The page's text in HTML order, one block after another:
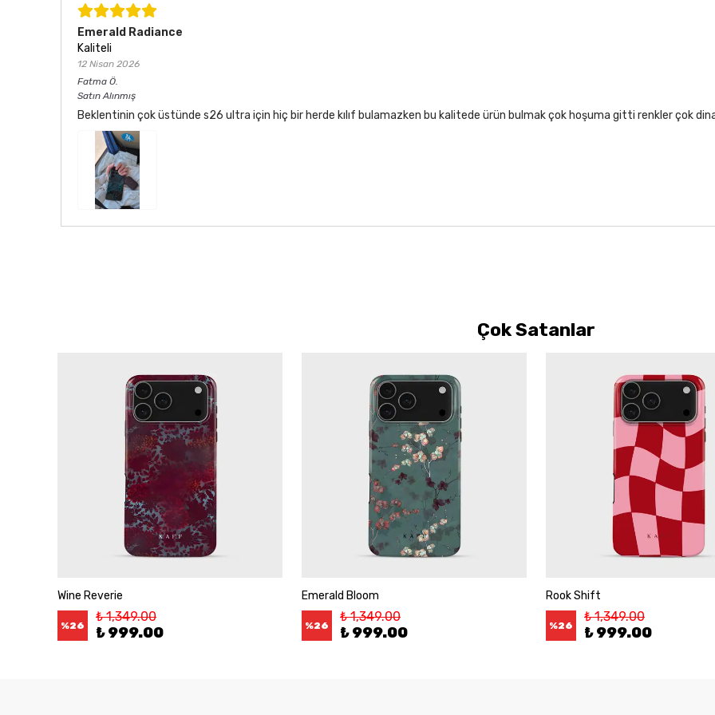
Emerald Radiance
Kaliteli
12 Nisan 2026
Fatma Ö.
Satın Alınmış
Beklentinin çok üstünde s26 ultra için hiç bir herde kılıf bulamazken bu kalitede ürün bulmak çok hoşuma gitti renkler çok
Çok Satanlar
Wine Reverie
%26
₺ 1,349.00
₺ 999.00
Emerald Bloom
%26
₺ 1,349.00
₺ 999.00
Rook Shift
%26
₺ 1,349.00
₺ 999.00